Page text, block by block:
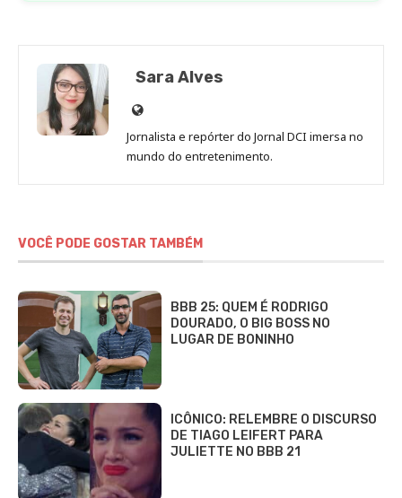
Sara Alves
Site
de
Sara
Jornalista e repórter do Jornal DCI imersa no
mundo do entretenimento.
VOCÊ PODE GOSTAR TAMBÉM
BBB 25: QUEM É RODRIGO
DOURADO, O BIG BOSS NO
LUGAR DE BONINHO
ICÔNICO: RELEMBRE O DISCURSO
DE TIAGO LEIFERT PARA
JULIETTE NO BBB 21